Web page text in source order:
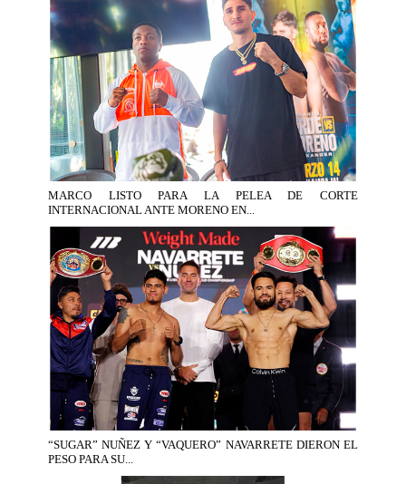
MARCO LISTO PARA LA PELEA DE CORTE
INTERNACIONAL ANTE MORENO EN...
“SUGAR” NUÑEZ Y “VAQUERO” NAVARRETE DIERON EL
PESO PARA SU...